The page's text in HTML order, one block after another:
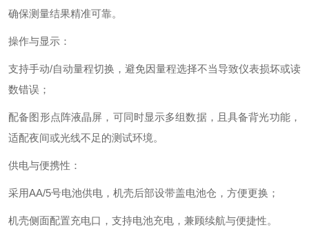
确保测量结果精准可靠。
操作与显示‌：
支持‌手动/自动量程切换‌，避免因量程选择不当导致仪表损坏或读
数错误；
配备‌图形点阵液晶屏‌，可同时显示多组数据，且具备‌背光功能‌，
适配夜间或光线不足的测试环境。
供电与便携性‌：
采用‌AA/5号电池供电‌，机壳后部设带盖电池仓，方便更换；
机壳侧面配置‌充电口‌，支持电池充电，兼顾续航与便捷性。